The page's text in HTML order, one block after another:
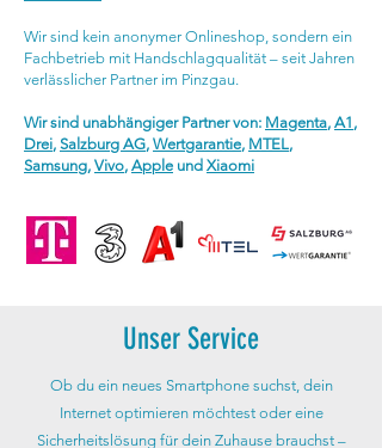
Wir sind kein anonymer Onlineshop, sondern ein
Fachbetrieb mit Handschlagqualität – seit Jahren
verlässlicher Partner im Pinzgau.
Wir sind unabhängiger Partner von: Magenta, A1 ,
Drei, Salzburg AG, Wertgarantie, MTEL,
Samsung, Vivo, Apple und Xiaomi
Unser Service
Ob du ein neues Smartphone suchst, dein
Internet optimieren möchtest oder eine
Sicherheitslösung für dein Zuhause brauchst –